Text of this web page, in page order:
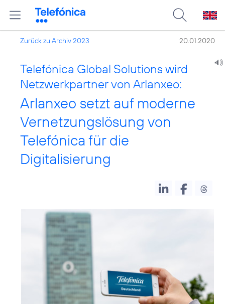
Zurück zu Archiv 2023 20.01.2020
Telefónica Global Solutions wird
Netzwerkpartner von Arlanxeo:
Arlanxeo setzt auf moderne
Vernetzungslösung von
Telefónica für die
Digitalisierung